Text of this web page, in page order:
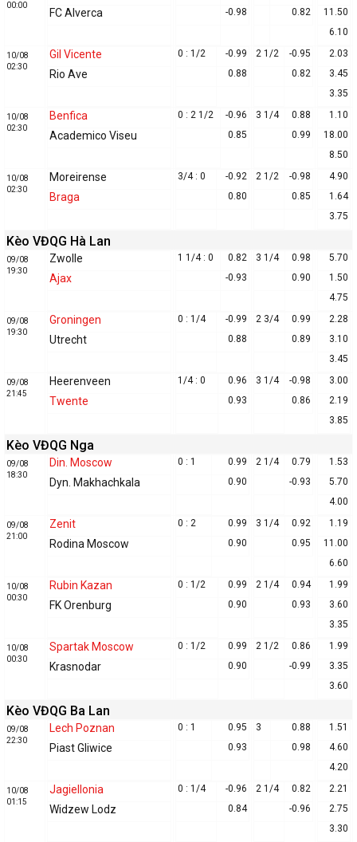
00:00
FC Alverca
-0.98
0.82
11.50
6.10
10/08
02:30
Gil Vicente
Rio Ave
0 : 1/2
-0.99
0.88
2 1/2
-0.95
0.82
2.03
3.45
3.35
10/08
02:30
Benfica
Academico Viseu
0 : 2 1/2
-0.96
0.85
3 1/4
0.88
0.99
1.10
18.00
8.50
10/08
02:30
Moreirense
Braga
3/4 : 0
-0.92
0.80
2 1/2
-0.98
0.85
4.90
1.64
3.75
Kèo VĐQG Hà Lan
09/08
19:30
Zwolle
Ajax
1 1/4 : 0
0.82
-0.93
3 1/4
0.98
0.90
5.70
1.50
4.75
09/08
19:30
Groningen
Utrecht
0 : 1/4
-0.99
0.88
2 3/4
0.99
0.89
2.28
3.10
3.45
09/08
21:45
Heerenveen
Twente
1/4 : 0
0.96
0.93
3 1/4
-0.98
0.86
3.00
2.19
3.85
Kèo VĐQG Nga
09/08
18:30
Din. Moscow
Dyn. Makhachkala
0 : 1
0.99
0.90
2 1/4
0.79
-0.93
1.53
5.70
4.00
09/08
21:00
Zenit
Rodina Moscow
0 : 2
0.99
0.90
3 1/4
0.92
0.95
1.19
11.00
6.60
10/08
00:30
Rubin Kazan
FK Orenburg
0 : 1/2
0.99
0.90
2 1/4
0.94
0.93
1.99
3.60
3.35
10/08
00:30
Spartak Moscow
Krasnodar
0 : 1/2
0.99
0.90
2 1/2
0.86
-0.99
1.99
3.35
3.60
Kèo VĐQG Ba Lan
09/08
22:30
Lech Poznan
Piast Gliwice
0 : 1
0.95
0.93
3
0.88
0.98
1.51
4.60
4.20
10/08
01:15
Jagiellonia
Widzew Lodz
0 : 1/4
-0.96
0.84
2 1/4
0.82
-0.96
2.21
2.75
3.30